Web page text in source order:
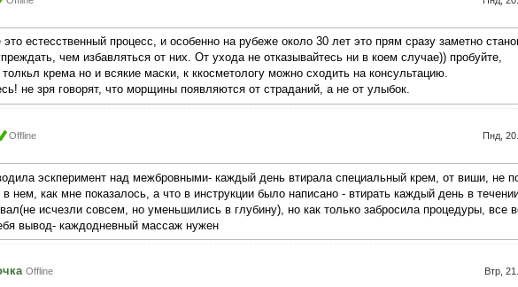
естесственный процесс, и особенно на рубеже около 30 лет это прям сразу заметно
чем избавляться от них. От ухода не отказывайтесь ни в коем случае)) пробуйте,
крема но и всякие маски, к ккосметологу можно сходить на консультацию.
не зря говорят, что морщины появляются от страданий, а не от улыбок.
Offline Пнд,
эскперимент над межбровными- каждый день втирала специальный крем, от виши, не
нем, как мне показалось, а что в инструкции было написано - втирать каждый день в
исчезли совсем, но уменьшились в глубину), но как только забросила процедуры, все
вывод- каждодневный массаж нужен
Offline Втр,